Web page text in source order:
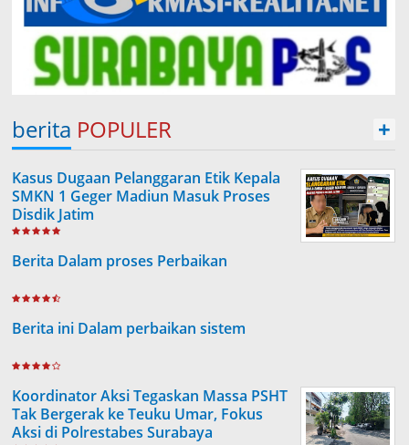
berita POPULER +
Kasus Dugaan Pelanggaran Etik Kepala
SMKN 1 Geger Madiun Masuk Proses
Disdik Jatim
Berita Dalam proses Perbaikan
Berita ini Dalam perbaikan sistem
Koordinator Aksi Tegaskan Massa PSHT
Tak Bergerak ke Teuku Umar, Fokus
Aksi di Polrestabes Surabaya